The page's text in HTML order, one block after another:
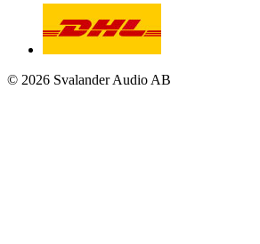
© 2026 Svalander Audio AB